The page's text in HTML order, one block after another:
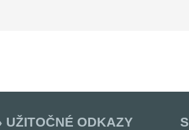
UŽITOČNÉ ODKAZY